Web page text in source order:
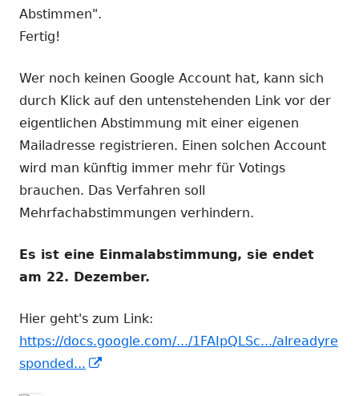
Abstimmen".
Fertig!
Wer noch keinen Google Account hat, kann sich
durch Klick auf den untenstehenden Link vor der
eigentlichen Abstimmung mit einer eigenen
Mailadresse registrieren. Einen solchen Account
wird man künftig immer mehr für Votings
brauchen. Das Verfahren soll
Mehrfachabstimmungen verhindern.
Es ist eine Einmalabstimmung, sie endet
am 22. Dezember.
Hier geht's zum Link:
https://docs.google.com/.../1FAIpQLSc.../alreadyre
sponded...